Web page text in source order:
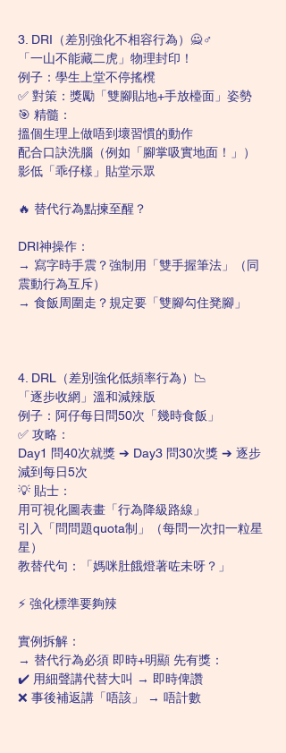
3️. DRI（差別強化不相容行為）🙅♂️
「一山不能藏二虎」物理封印！
例子：學生上堂不停搖櫈
✅ 對策：獎勵「雙腳貼地+手放檯面」姿勢
🎯 精髓：
搵個生理上做唔到壞習慣的動作
配合口訣洗腦（例如「腳掌吸實地面！」）
影低「乖仔樣」貼堂示眾
🔥 替代行為點揀至醒？
DRI神操作：
→ 寫字時手震？強制用「雙手握筆法」（同
震動行為互斥）
→ 食飯周圍走？規定要「雙腳勾住凳腳」
4. DRL（差別強化低頻率行為）📉
「逐步收網」溫和減辣版
例子：阿仔每日問50次「幾時食飯」
✅ 攻略：
Day1 問40次就獎 ➔ Day3 問30次獎 ➔ 逐步
減到每日5次
💡 貼士：
用可視化圖表畫「行為降級路線」
引入「問問題quota制」（每問一次扣一粒星
星）
教替代句：「媽咪肚餓燈著咗未呀？」
⚡ 強化標準要夠辣
實例拆解：
→ 替代行為必須 即時+明顯 先有獎：
✔️ 用細聲講代替大叫 → 即時俾讚
❌ 事後補返講「唔該」 → 唔計數